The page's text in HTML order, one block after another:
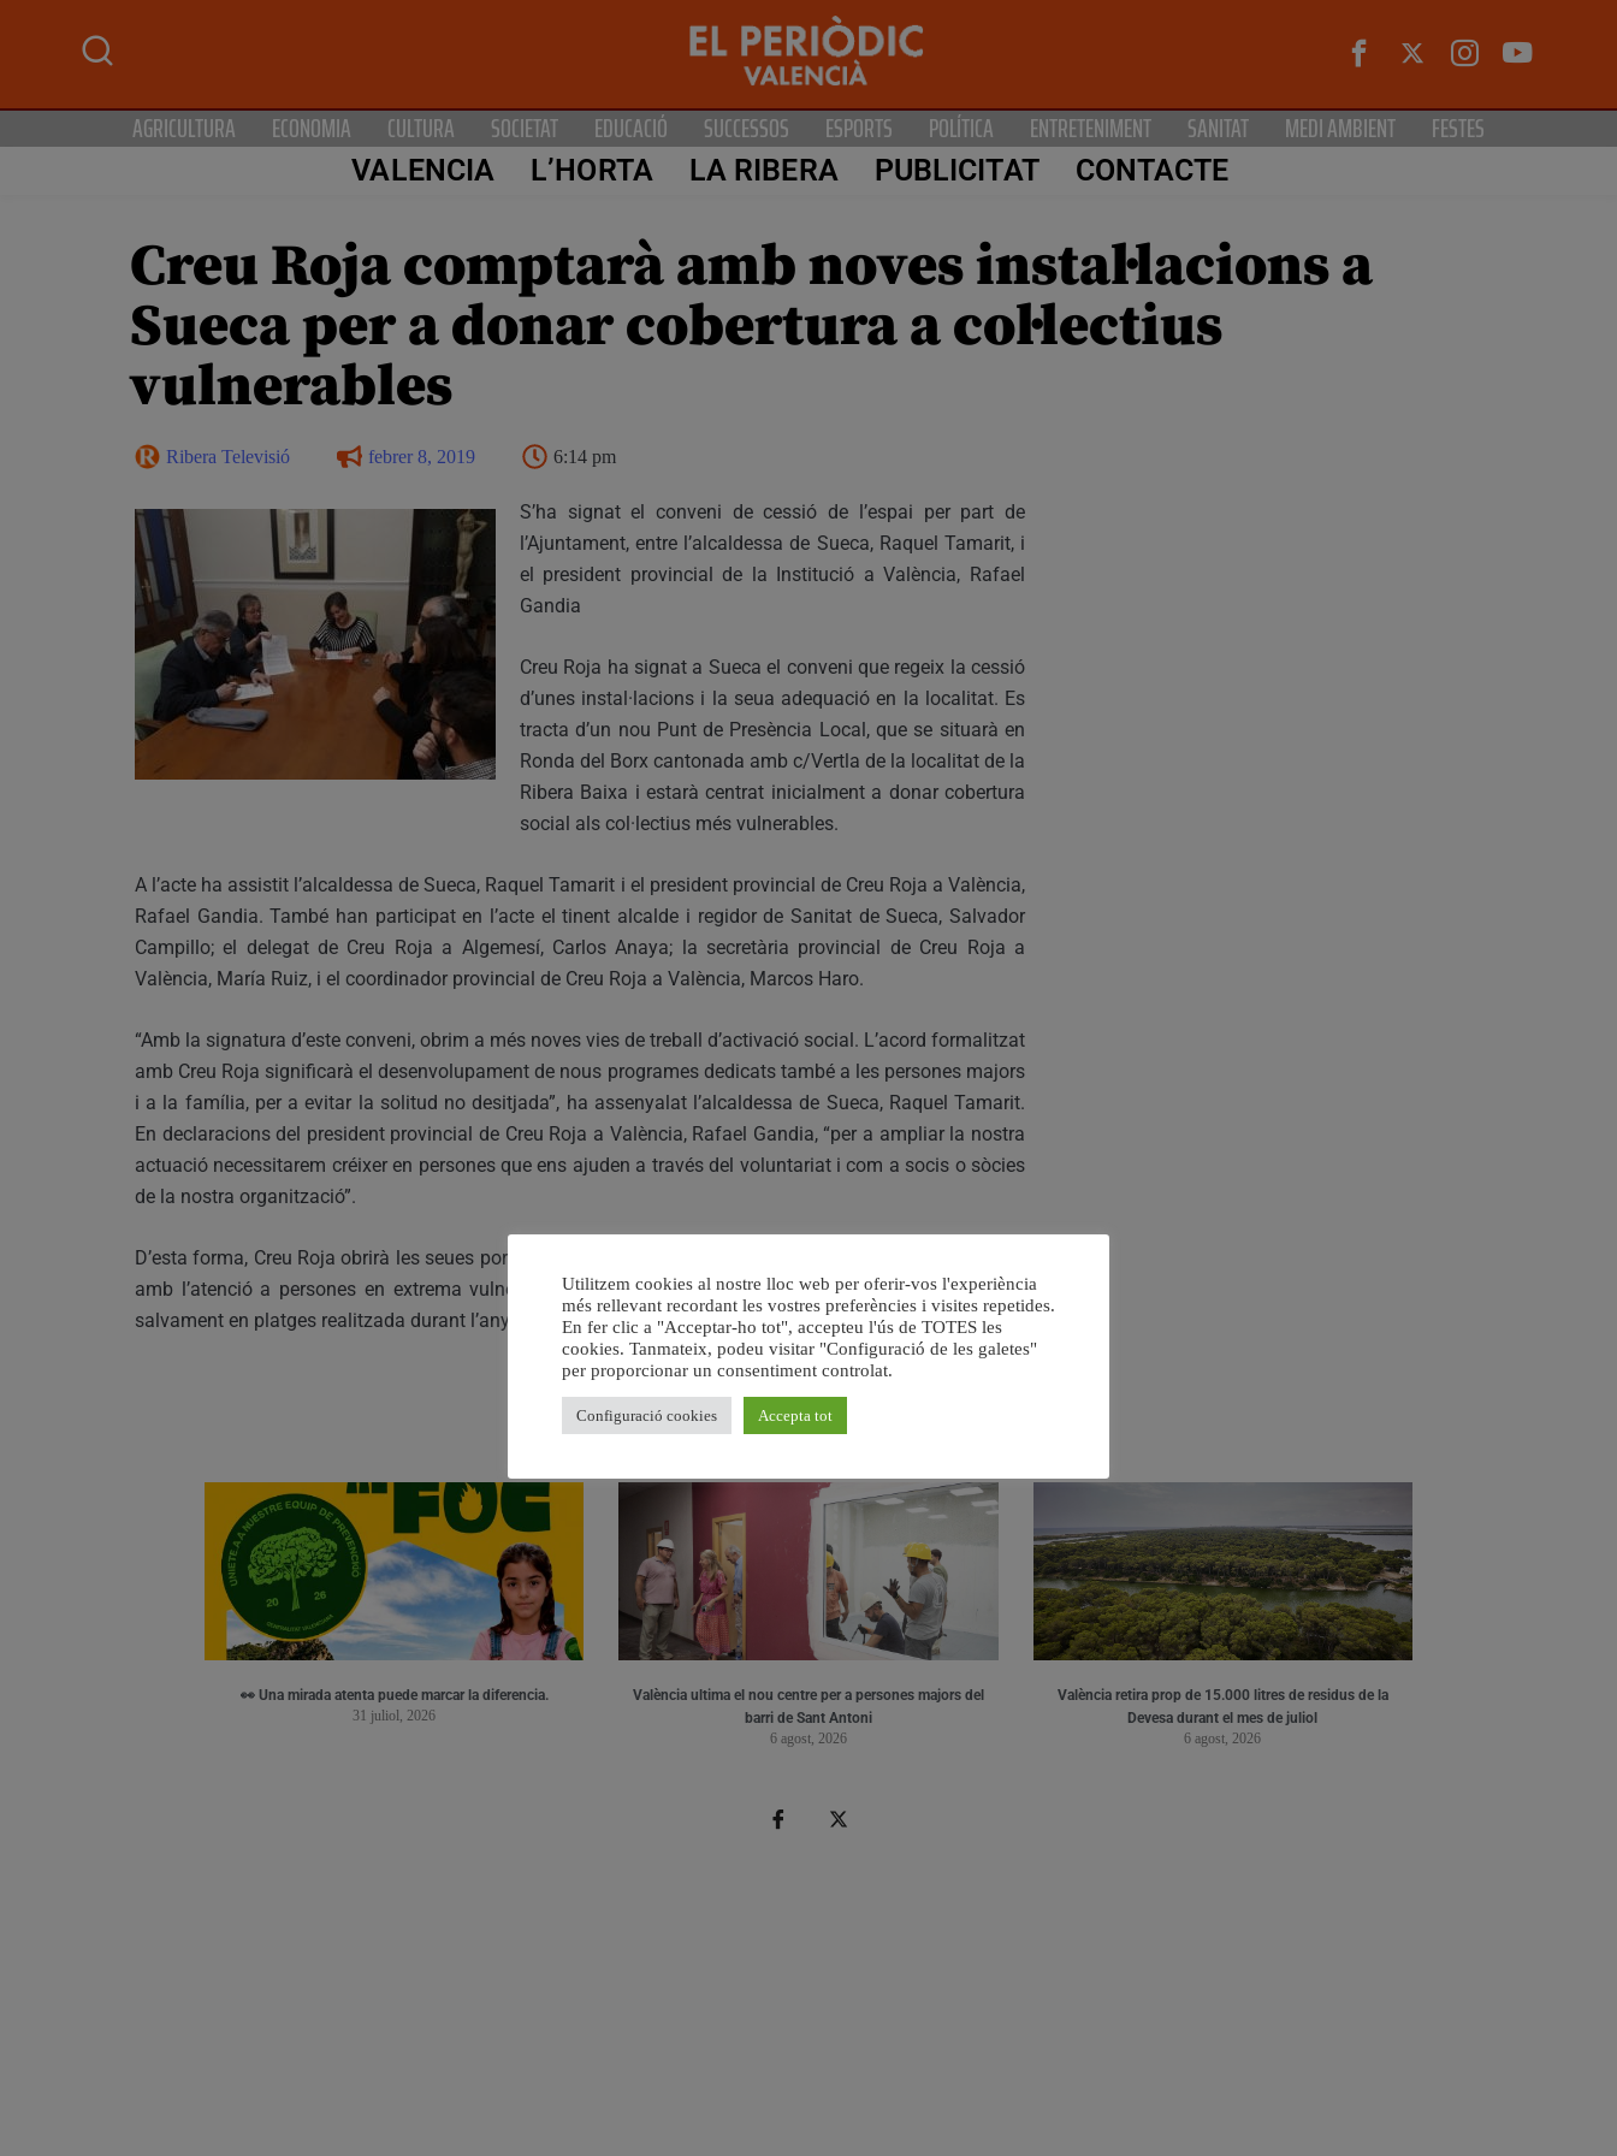
AGRICULTURA ECONOMIA CULTURA SOCIETAT EDUCACIÓ SUCCESSOS ESPORTS POLÍTICA ENTRETENIMENT SANITAT MEDI AMBIENT FESTES
VALENCIA L’HORTA LA RIBERA PUBLICITAT CONTACTE
Creu Roja comptarà amb noves instal·lacions a
Sueca per a donar cobertura a col·lectius
vulnerables
Ribera Televisió febrer 8, 2019 6:14 pm
S’ha signat el conveni de cessió de l’espai per part de
l’Ajuntament, entre l’alcaldessa de Sueca, Raquel Tamarit, i
el president provincial de la Institució a València, Rafael
Gandia
Creu Roja ha signat a Sueca el conveni que regeix la cessió
d’unes instal·lacions i la seua adequació en la localitat. Es
tracta d’un nou Punt de Presència Local, que se situarà en
Ronda del Borx cantonada amb c/Vertla de la localitat de la
Ribera Baixa i estarà centrat inicialment a donar cobertura
social als col·lectius més vulnerables.
A l’acte ha assistit l’alcaldessa de Sueca, Raquel Tamarit i el president provincial de Creu Roja a València,
Rafael Gandia. També han participat en l’acte el tinent alcalde i regidor de Sanitat de Sueca, Salvador
Campillo; el delegat de Creu Roja a Algemesí, Carlos Anaya; la secretària provincial de Creu Roja a
València, María Ruiz, i el coordinador provincial de Creu Roja a València, Marcos Haro.
“Amb la signatura d’este conveni, obrim a més noves vies de treball d’activació social. L’acord formalitzat
amb Creu Roja significarà el desenvolupament de nous programes dedicats també a les persones majors
i a la família, per a evitar la solitud no desitjada”, ha assenyalat l’alcaldessa de Sueca, Raquel Tamarit.
En declaracions del president provincial de Creu Roja a València, Rafael Gandia, “per a ampliar la nostra
actuació necessitarem créixer en persones que ens ajuden a través del voluntariat i com a socis o sòcies
de la nostra organització”.
D’esta forma, Creu Roja obrirà les seues portes a Sueca, on ja es realitzaven alguns projectes relacionats
amb l’atenció a persones en extrema vulnerabilitat, a més de la prestació de serveis de socorrisme i
salvament en platges realitzada durant l’any passat 2018.
RELACIONAT
👀 Una mirada atenta puede marcar la diferencia.
31 juliol, 2026
València ultima el nou centre per a persones majors del
barri de Sant Antoni
6 agost, 2026
València retira prop de 15.000 litres de residus de la
Devesa durant el mes de juliol
6 agost, 2026
Utilitzem cookies al nostre lloc web per oferir-vos l'experiència
més rellevant recordant les vostres preferències i visites repetides.
En fer clic a "Acceptar-ho tot", accepteu l'ús de TOTES les
cookies. Tanmateix, podeu visitar "Configuració de les galetes"
per proporcionar un consentiment controlat.
Configuració cookies Accepta tot